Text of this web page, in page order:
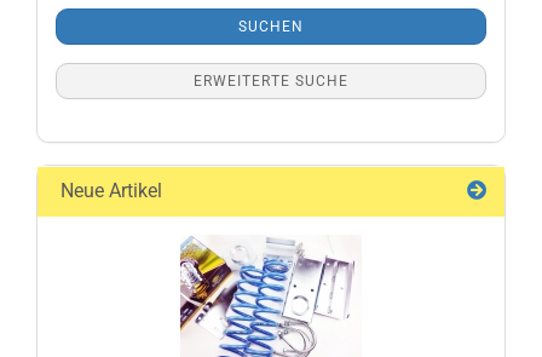
SUCHEN
ERWEITERTE SUCHE
Neue Artikel